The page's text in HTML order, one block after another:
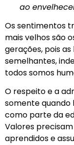
ao
Os sentimentos
mais velhos são
gerações, pois
semelhantes,
todos somos
O respeito e a
somente quando
como parte da
Valores
aprendidos e